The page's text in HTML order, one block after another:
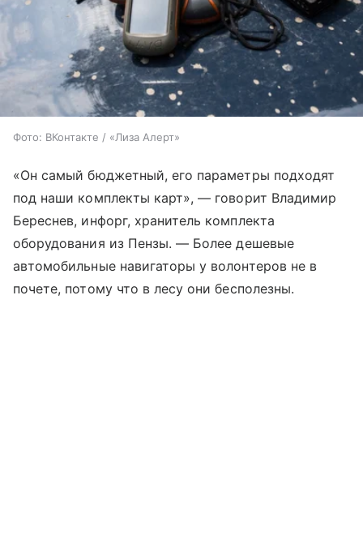
Фото: ВКонтакте / «Лиза Алерт»
«Он самый бюджетный, его параметры подходят
под наши комплекты карт», — говорит Владимир
Береснев, инфорг, хранитель комплекта
оборудования из Пензы. — Более дешевые
автомобильные навигаторы у волонтеров не в
почете, потому что в лесу они бесполезны.